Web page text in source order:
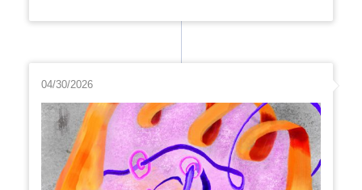
04/30/2026